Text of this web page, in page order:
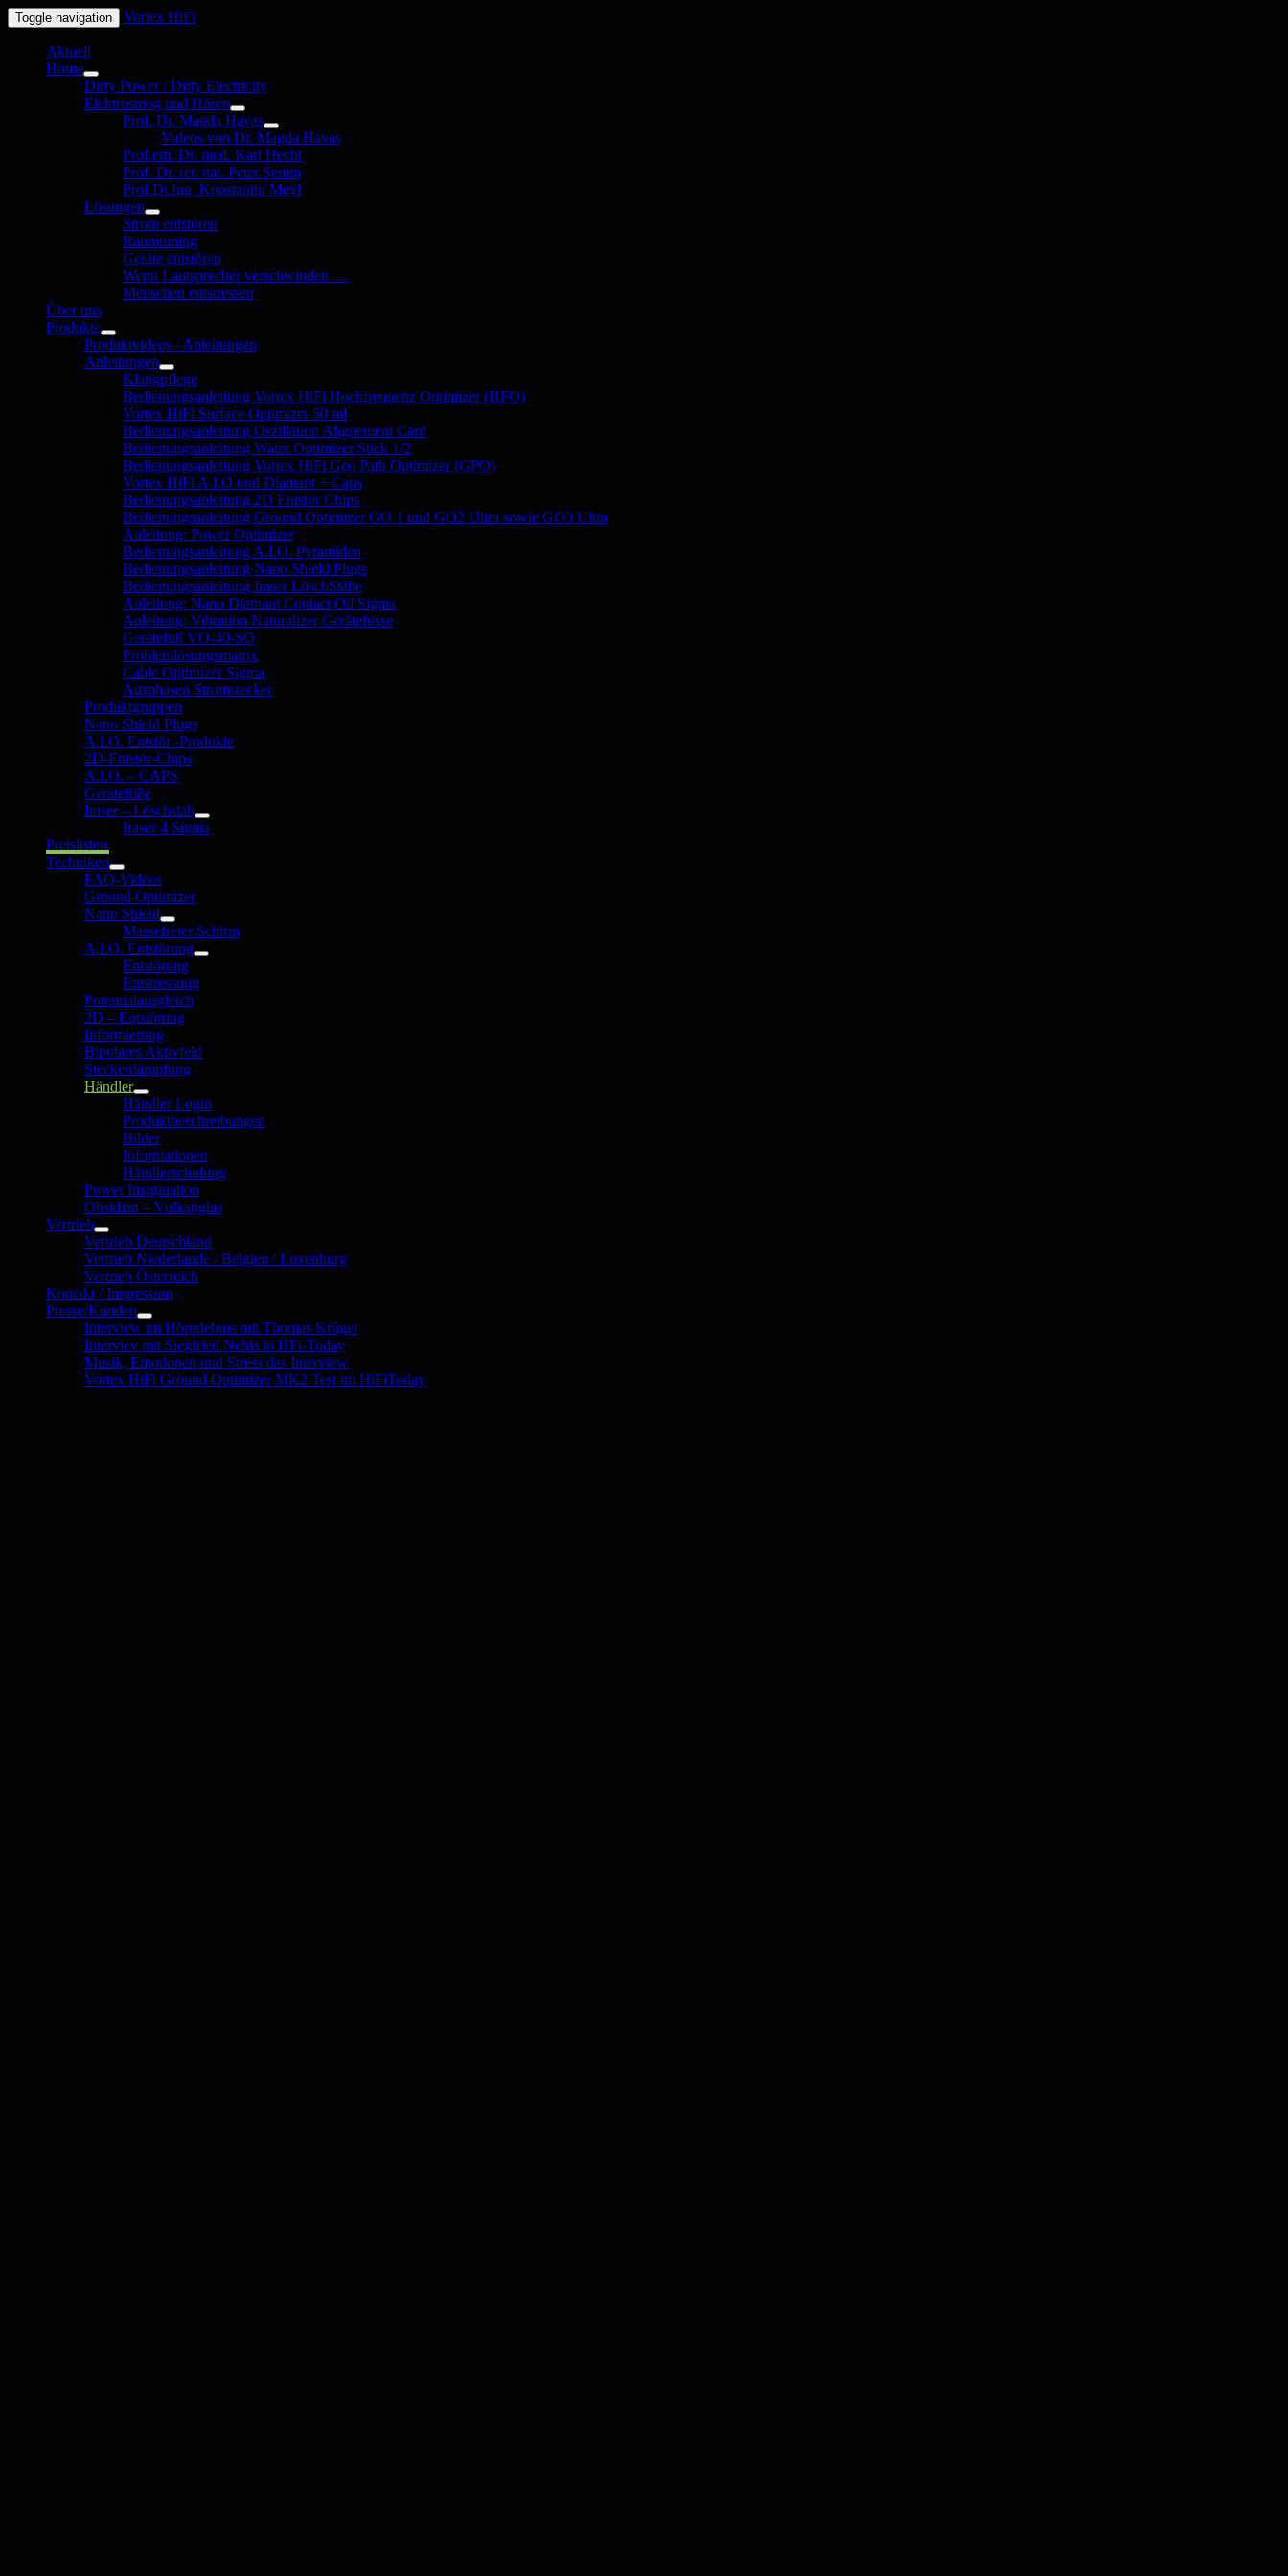
Toggle navigation Vortex HiFi
Aktuell
Home
Untermenü
öffnen
Dirty Power / Dirty Electricity
Elektrosmog und Hören
Untermenü
öffnen
Prof. Dr. Magda Havas
Untermenü
öffnen
Videos von Dr. Magda Havas
Prof.em. Dr. med. Karl Hecht
Prof. Dr. rer. nat. Peter Semm
Prof.Dr.Ing. Konstantin Meyl
Lösungen
Untermenü
öffnen
Strom entstören
Raumtuning
Geräte entstören
Wenn Lautsprecher verschwinden …
Menschen entstressen
Über uns
Produkte
Untermenü
öffnen
Produktvideos / Anleitungen
Anleitungen
Untermenü
öffnen
Klangpflege
Bedienungsanleitung Vortex HiFi Hochfrequenz Optimizer (HFO)
Vortex HiFi Surface Optimizer 50 ml
Bedienungsanleitung Oszillation Alignement Card
Bedienungsanleitung Water Optimizer Stick 1/2
Bedienungsanleitung Vortex HiFi Geo Path Optimizer (GPO)
Vortex HiFi A.I.O und Diamant + Caps
Bedienungsanleitung 2D Entstör Chips
Bedienungsanleitung Ground Optimizer GO 1 und GO2 Ultra sowie GO3 Ultra
Anleitung: Power Optimizer
Bedienungsanleitung A.I.O. Pyramiden
Bedienungsanleitung Nano Shield Plugs
Bedienungsanleitung Iraser LöschStäbe
Anleitung: Nano Diamant Contact Oil Sigma
Anleitung: Vibration Naturalizer Gerätefüsse
Gerätefuß VO-40-SO
Problemlösungsmatrix
Cable Optimizer Sigma
Ausphasen Stromstecker
Produktgruppen
Nano Shield Plugs
A.I.O. Entstör -Produkte
2D-Entstör-Chips
A.I.O. – CAPS
Gerätefüße
Iraser – Löschstab
Untermenü
öffnen
Iraser 4 Sigma
Preislisten
Techniken
Untermenü
öffnen
FAQ-Videos
Ground Optimizer
Nano Shield
Untermenü
öffnen
Massefreier Schirm
A.I.O. Entstörung
Untermenü
Entstörung
Entstressung
Potentialausgleich
2D – Entstörung
Informierung
Bipolares Aktivfeld
Steckerdämpfung
Händler
Untermenü
öffnen
Händler Login
Produktbeschreibungen
Bilder
Informationen
Händlerschulung
Power Imagination
Obsidian – Vulkanglas
Vertrieb
Untermenü
öffnen
Vertrieb Deutschland
Vertrieb Niederlande / Belgien / Luxenburg
Vertrieb Österreich
Kontakt / Impressum
Presse/Kunden
Untermenü
öffnen
Interview im Hörerlebnis mit Thomas Krüger
Interviev mit Siegfried Nehls in HFi-Today
Musik, Emotionen und Stress das Interview
Vortex HiFi Ground Optimizer MK2 Test im HiFiToday